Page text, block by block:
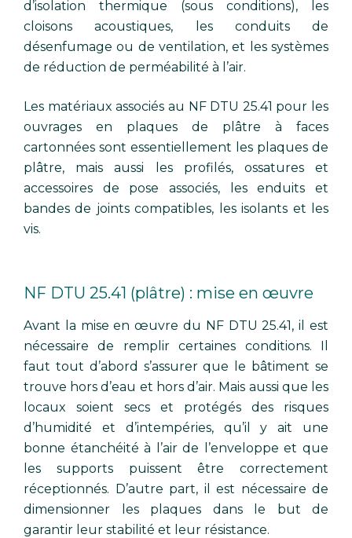
d’isolation thermique (sous conditions), les
cloisons acoustiques, les conduits de
désenfumage ou de ventilation, et les systèmes
de réduction de perméabilité à l’air.
Les matériaux associés au NF DTU 25.41 pour les
ouvrages en plaques de plâtre à faces
cartonnées sont essentiellement les plaques de
plâtre, mais aussi les profilés, ossatures et
accessoires de pose associés, les enduits et
bandes de joints compatibles, les isolants et les
vis.
NF DTU 25.41 (plâtre) : mise en œuvre
Avant la mise en œuvre du NF DTU 25.41, il est
nécessaire de remplir certaines conditions. Il
faut tout d’abord s’assurer que le bâtiment se
trouve hors d’eau et hors d’air. Mais aussi que les
locaux soient secs et protégés des risques
d’humidité et d’intempéries, qu’il y ait une
bonne étanchéité à l’air de l’enveloppe et que
les supports puissent être correctement
réceptionnés. D’autre part, il est nécessaire de
dimensionner les plaques dans le but de
garantir leur stabilité et leur résistance.